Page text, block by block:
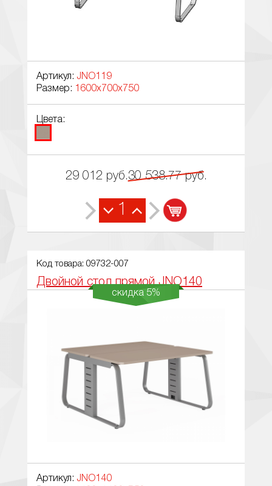
Артикул: JNO119
Размер:
1600x700x750
Цвета:
29 012 руб.30 538.77 руб.
1
Код товара: 09732-007
Двойной стол прямой JNO140
скидка 5%
Артикул: JNO140